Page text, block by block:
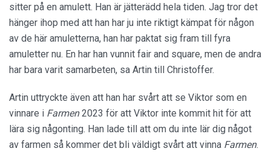
sitter på en amulett. Han är jätterädd hela tiden. Jag tror det
hänger ihop med att han har ju inte riktigt kämpat för någon
av de här amuletterna, han har paktat sig fram till fyra
amuletter nu. En har han vunnit fair and square, men de andra
har bara varit samarbeten, sa Artin till Christoffer.
Artin uttryckte även att han har svårt att se Viktor som en
vinnare i Farmen2023 för att Viktor inte kommit hit för att
lära sig någonting. Han lade till att om du inte lär dig något
av farmen så kommer det bli väldigt svårt att vinna Farmen.